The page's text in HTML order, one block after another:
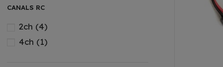
CANALS RC
2ch (4)
4ch (1)